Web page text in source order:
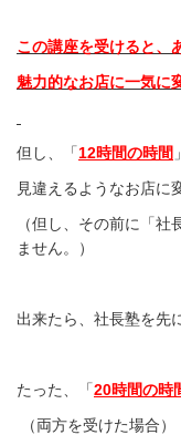
この講座を受けると、
魅力的なお店に一気に
但し、「12時間の時間
見違えるようなお店に
（但し、その前に「
ません。）
出来たら、社長塾を先
たった、「20時間の時
（両方を受けた場合）